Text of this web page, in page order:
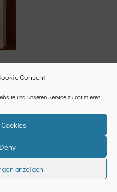
Consent
und unseren Service zu optimieren.
Cookies
Deny
anzeigen